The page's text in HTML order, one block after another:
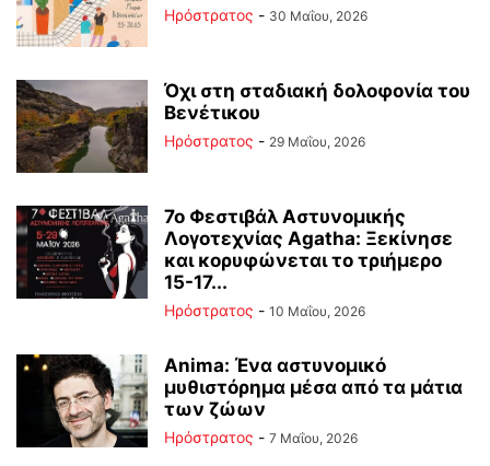
Ηρόστρατος - 30 Μαΐου, 2026
Όχι στη σταδιακή δολοφονία του
Βενέτικου
Ηρόστρατος - 29 Μαΐου, 2026
7ο Φεστιβάλ Αστυνομικής
Λογοτεχνίας Agatha: Ξεκίνησε
και κορυφώνεται το τριήμερο
15-17...
Ηρόστρατος - 10 Μαΐου, 2026
Anima: Ένα αστυνομικό
μυθιστόρημα μέσα από τα μάτια
των ζώων
Ηρόστρατος - 7 Μαΐου, 2026